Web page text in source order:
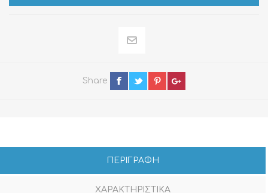
Share
ΠΕΡΙΓΡΑΦΗ
ΧΑΡΑΚΤΗΡΙΣΤΙΚΑ